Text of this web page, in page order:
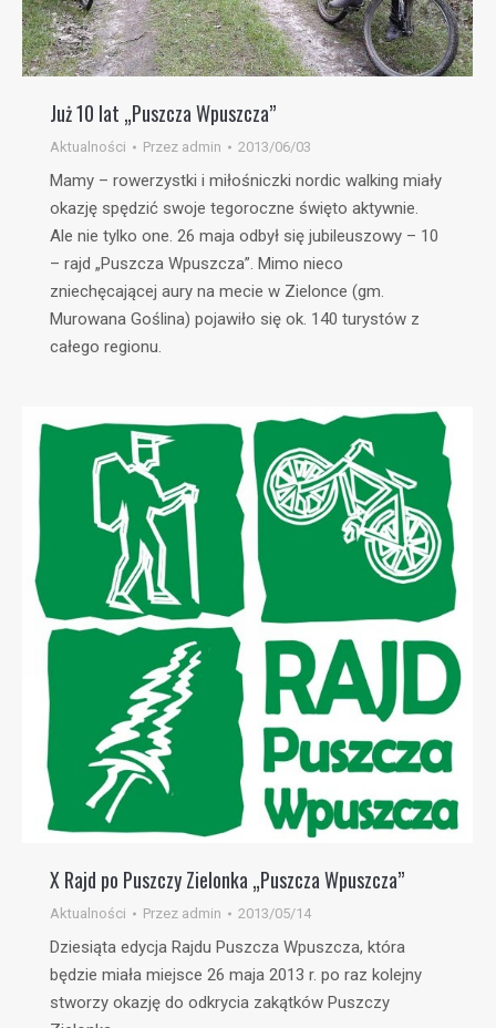
Już 10 lat „Puszcza Wpuszcza”
Aktualności Przez admin 2013/06/03
Mamy – rowerzystki i miłośniczki nordic walking miały
okazję spędzić swoje tegoroczne święto aktywnie.
Ale nie tylko one. 26 maja odbył się jubileuszowy – 10
– rajd „Puszcza Wpuszcza”. Mimo nieco
zniechęcającej aury na mecie w Zielonce (gm.
Murowana Goślina) pojawiło się ok. 140 turystów z
całego regionu.
X Rajd po Puszczy Zielonka „Puszcza Wpuszcza”
Aktualności Przez admin 2013/05/14
Dziesiąta edycja Rajdu Puszcza Wpuszcza, która
będzie miała miejsce 26 maja 2013 r. po raz kolejny
stworzy okazję do odkrycia zakątków Puszczy